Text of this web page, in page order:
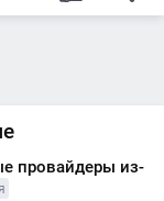
провайдеры из-